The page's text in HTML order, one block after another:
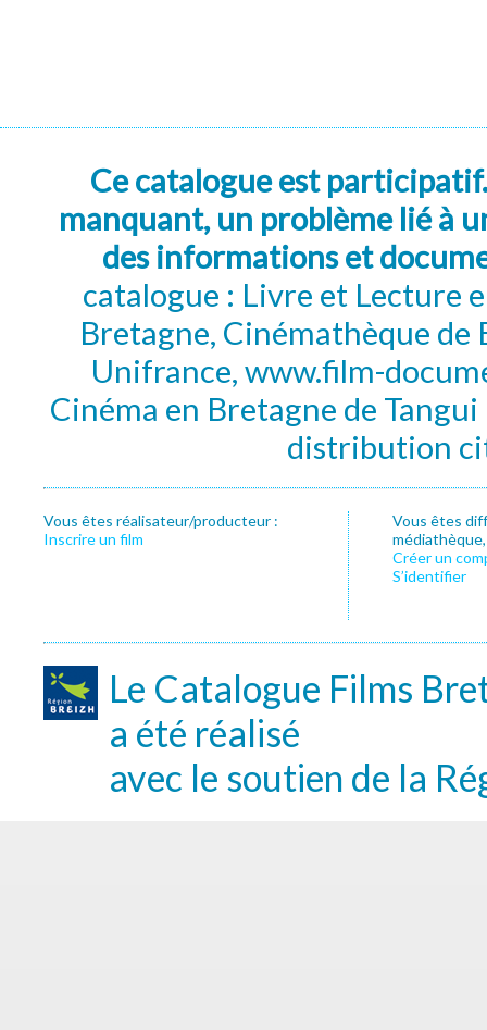
Ce catalogue est
manquant, un problème lié à
des informations et
catalogue : Livre et Lecture
Bretagne, Cinémathèque de
Unifrance, www.film-
Cinéma en Bretagne de
distribution
Vous êtes réalisateur/producteur :
Inscrire un film
Vous êtes
Créer un
S’identifier
Le Catalogue Films
a été réalisé
avec le soutien de la